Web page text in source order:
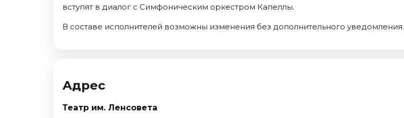
вступят в диалог с Симфоническим оркестром Капеллы.
В составе исполнителей возможны изменения без дополнительного уведомления.
Адрес
Театр им. Ленсовета